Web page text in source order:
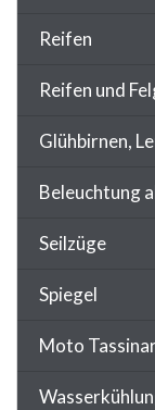
Reifen
Reifen und
Glühbirnen,
Beleuchtung
Seilzüge
Spiegel
Moto